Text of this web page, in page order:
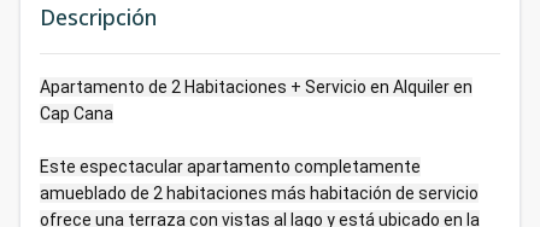
Descripción
Apartamento de 2 Habitaciones + Servicio en Alquiler en
Cap Cana
Este espectacular apartamento completamente
amueblado de 2 habitaciones más habitación de servicio
ofrece una terraza con vistas al lago y está ubicado en la